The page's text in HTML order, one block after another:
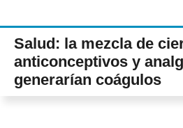
Salud: la mezcla de
anticonceptivos y
generarían coágulos